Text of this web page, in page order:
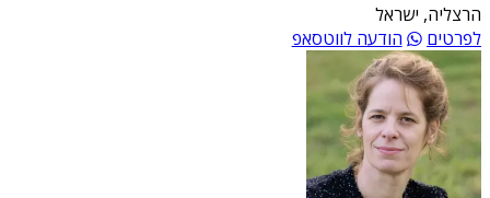
הרצליה, ישראל
לפרטים
הודעה לווטסאפ